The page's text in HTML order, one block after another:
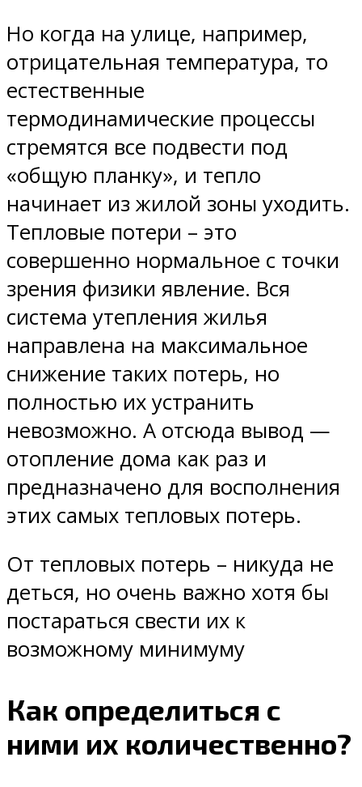
Но когда на улице, например,
отрицательная температура, то
естественные
термодинамические процессы
стремятся все подвести под
«общую планку», и тепло
начинает из жилой зоны уходить.
Тепловые потери – это
совершенно нормальное с точки
зрения физики явление. Вся
система утепления жилья
направлена на максимальное
снижение таких потерь, но
полностью их устранить
невозможно. А отсюда вывод —
отопление дома как раз и
предназначено для восполнения
этих самых тепловых потерь.
От тепловых потерь – никуда не
деться, но очень важно хотя бы
постараться свести их к
возможному минимуму
Как определиться с
ними их количественно?